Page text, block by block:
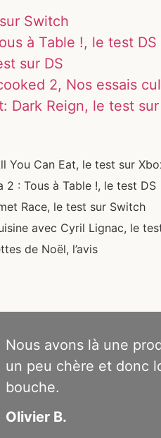
Switch
à Table !, le test DS
sur DS
2, Nos essais
Dark Reign, le test sur
You Can Eat, le test sur
2 : Tous à Table !, le test DS
Race, le test sur Switch
avec Cyril Lignac, le
de Noël, l’avis
Nous avons là une
un peu chère et donc
bouche.
Olivier B.